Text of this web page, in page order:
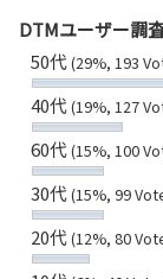
DTMユーザー調
50代(29%, 193
40代(19%, 127
60代(15%, 100
30代(15%, 99
20代(12%, 80